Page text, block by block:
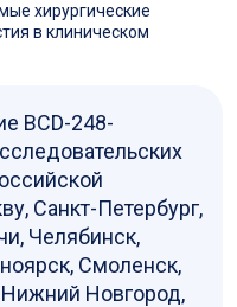
хирургические
в клиническом
BCD-248-
Санкт-Петербург,
Челябинск,
Смоленск,
Новгород,